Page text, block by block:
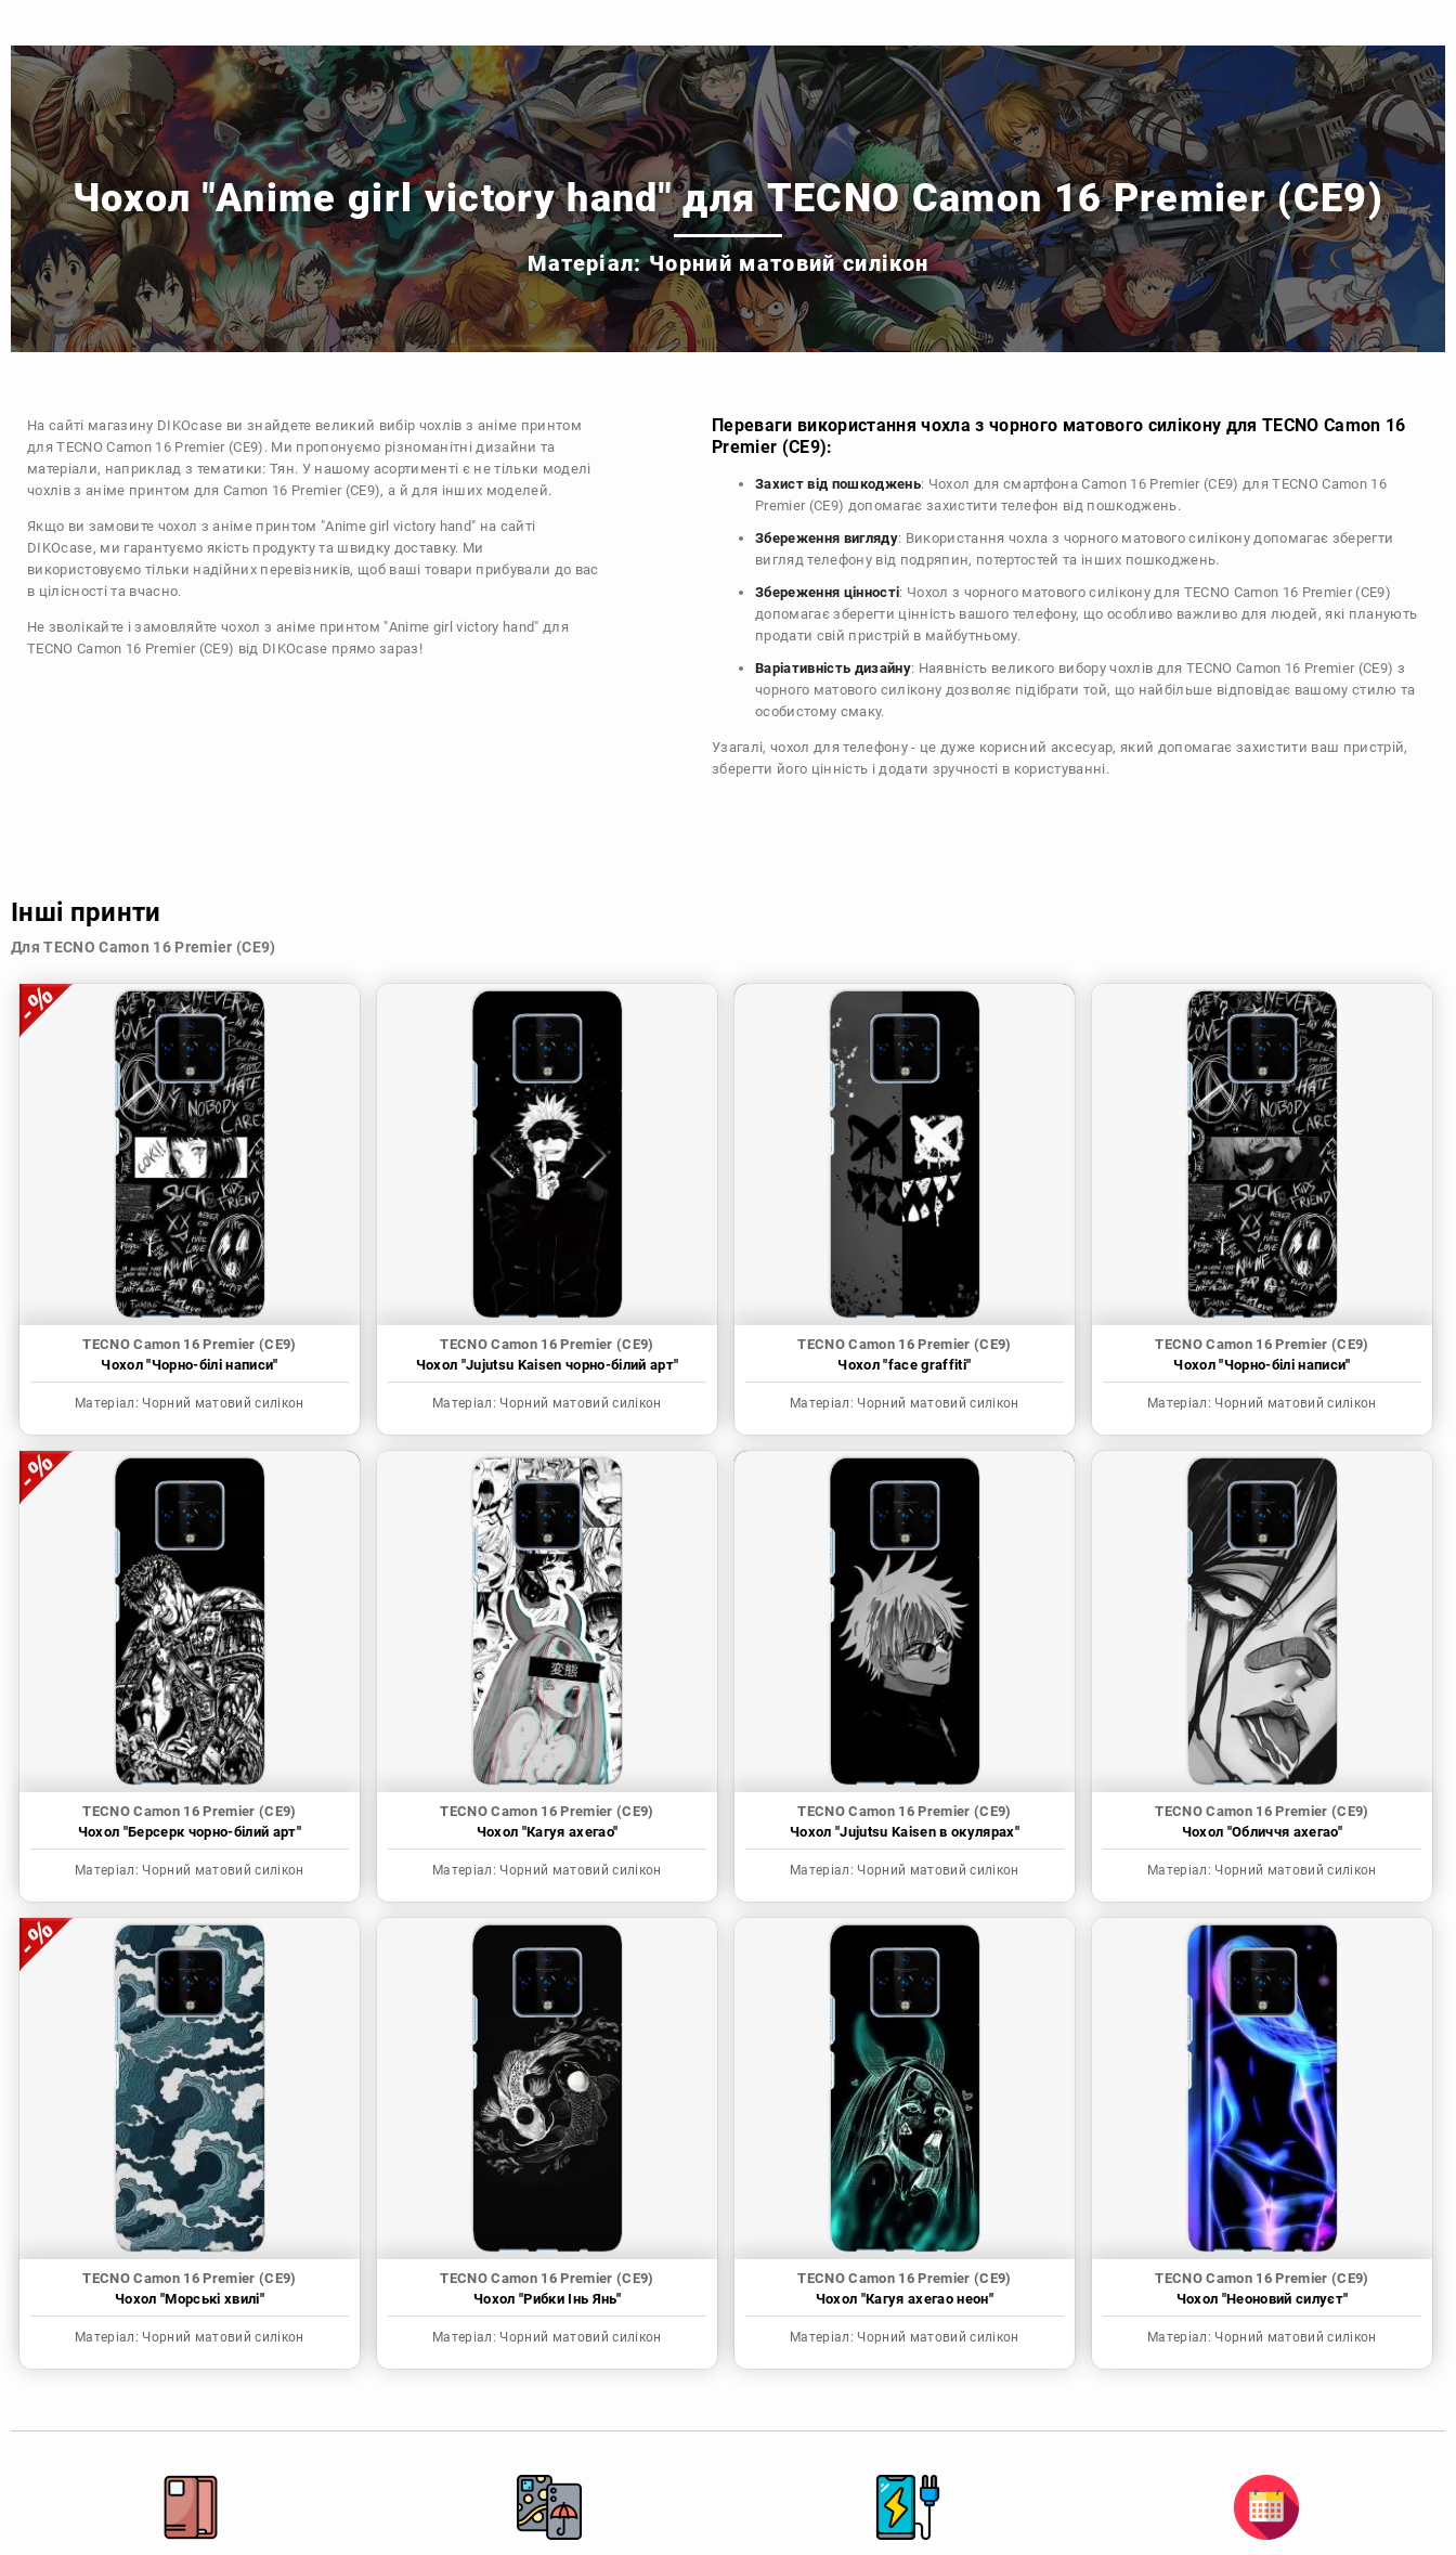
Чохол "Anime girl victory hand" для TECNO Camon 16 Premier (CE9)
Матеріал: Чорний матовий силікон
На сайті магазину DIKOcase ви знайдете великий вибір чохлів з аніме принтом
для TECNO Camon 16 Premier (CE9). Ми пропонуємо різноманітні дизайни та
матеріали, наприклад з тематики: Тян. У нашому асортименті є не тільки моделі
чохлів з аніме принтом для Camon 16 Premier (CE9), а й для інших моделей.
Якщо ви замовите чохол з аніме принтом "Anime girl victory hand" на сайті
DIKOcase, ми гарантуємо якість продукту та швидку доставку. Ми
використовуємо тільки надійних перевізників, щоб ваші товари прибували до вас
в цілісності та вчасно.
Не зволікайте і замовляйте чохол з аніме принтом "Anime girl victory hand" для
TECNO Camon 16 Premier (CE9) від DIKOcase прямо зараз!
Переваги використання чохла з чорного матового силікону для TECNO Camon 16
Premier (CE9):
Захист від пошкоджень: Чохол для смартфона Camon 16 Premier (CE9) для TECNO Camon 16
Premier (CE9) допомагає захистити телефон від пошкоджень.
Збереження вигляду: Використання чохла з чорного матового силікону допомагає зберегти
вигляд телефону від подряпин, потертостей та інших пошкоджень.
Збереження цінності: Чохол з чорного матового силікону для TECNO Camon 16 Premier (CE9)
допомагає зберегти цінність вашого телефону, що особливо важливо для людей, які планують
продати свій пристрій в майбутньому.
Варіативність дизайну: Наявність великого вибору чохлів для TECNO Camon 16 Premier (CE9) з
чорного матового силікону дозволяє підібрати той, що найбільше відповідає вашому стилю та
особистому смаку.
Узагалі, чохол для телефону - це дуже корисний аксесуар, який допомагає захистити ваш пристрій,
зберегти його цінність і додати зручності в користуванні.
Інші принти
Для TECNO Camon 16 Premier (CE9)
TECNO Camon 16 Premier (CE9)
Чохол "Чорно-білі написи"
Матеріал: Чорний матовий силікон
TECNO Camon 16 Premier (CE9)
Чохол "Jujutsu Kaisen чорно-білий арт"
Матеріал: Чорний матовий силікон
TECNO Camon 16 Premier (CE9)
Чохол "face graffiti"
Матеріал: Чорний матовий силікон
TECNO Camon 16 Premier (CE9)
Чохол "Чорно-білі написи"
Матеріал: Чорний матовий силікон
TECNO Camon 16 Premier (CE9)
Чохол "Берсерк чорно-білий арт"
Матеріал: Чорний матовий силікон
TECNO Camon 16 Premier (CE9)
Чохол "Кагуя ахегао"
Матеріал: Чорний матовий силікон
TECNO Camon 16 Premier (CE9)
Чохол "Jujutsu Kaisen в окулярах"
Матеріал: Чорний матовий силікон
TECNO Camon 16 Premier (CE9)
Чохол "Обличчя ахегао"
Матеріал: Чорний матовий силікон
TECNO Camon 16 Premier (CE9)
Чохол "Морські хвилі"
Матеріал: Чорний матовий силікон
TECNO Camon 16 Premier (CE9)
Чохол "Рибки Інь Янь"
Матеріал: Чорний матовий силікон
TECNO Camon 16 Premier (CE9)
Чохол "Кагуя ахегао неон"
Матеріал: Чорний матовий силікон
TECNO Camon 16 Premier (CE9)
Чохол "Неоновий силуєт"
Матеріал: Чорний матовий силікон